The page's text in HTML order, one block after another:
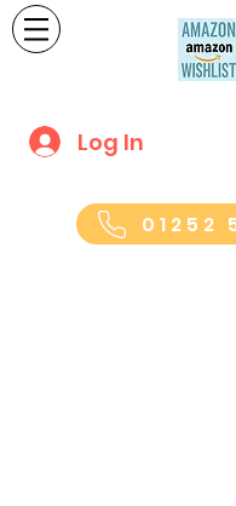
Log In
01252